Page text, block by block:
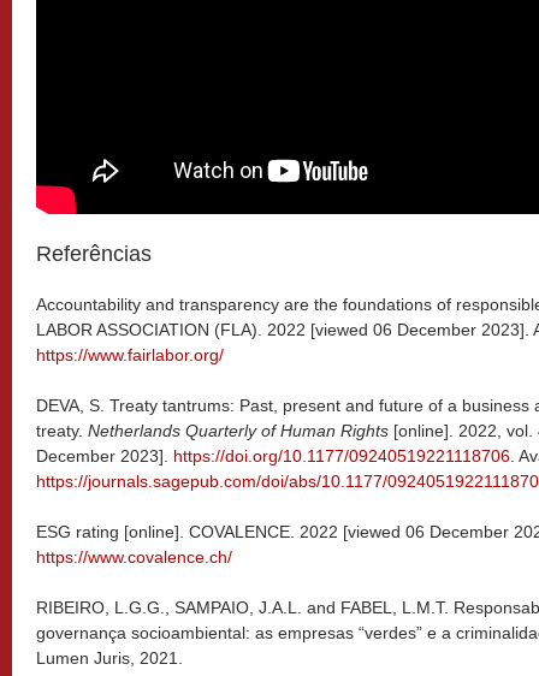
Referências
Accountability and transparency are the foundations of
LABOR ASSOCIATION (FLA). 2022 [viewed 06 December 2023].
https://www.fairlabor.org/
DEVA, S. Treaty tantrums: Past, present and future of a business
treaty. Netherlands Quarterly of Human Rights [online]. 2022,
December 2023]. https://doi.org/10.1177/09240519221118706.
https://journals.sagepub.com/doi/abs/10.1177/
ESG rating [online]. COVALENCE. 2022 [viewed 06 December
https://www.covalence.ch/
RIBEIRO, L.G.G., SAMPAIO, J.A.L. and FABEL, L.M.T.
governança socioambiental: as empresas “verdes” e a
Lumen Juris, 2021.